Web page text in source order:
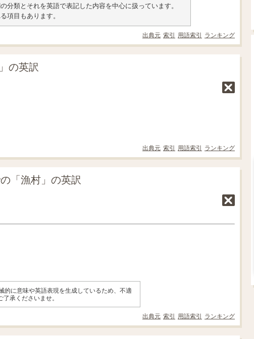
分類とそれを英語で表記した内容を中心に扱っています。
項目もあります。
出典元 索引 用語索引 ランキング
の英訳
出典元 索引 用語索引 ランキング
「漁村」の英訳
に意味や英語表現を生成しているため、不適
承くださいませ。
出典元 索引 用語索引 ランキング